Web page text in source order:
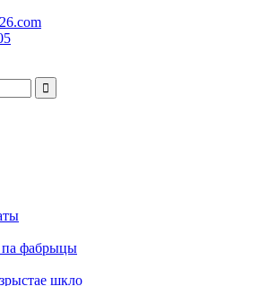
па фабрыцы
шкло